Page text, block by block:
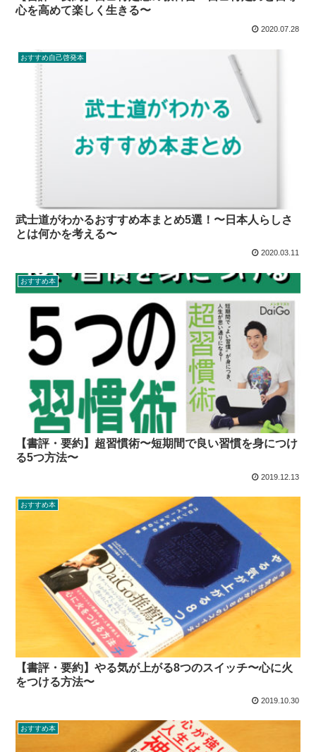
心を高めて楽しく生きる〜
2020.07.28
おすすめ自己啓発本
武士道がわかるおすすめ本まとめ5選！〜日本人らしさ
とは何かを考える〜
2020.03.11
おすすめ本
【書評・要約】超習慣術〜短期間で良い習慣を身につけ
る5つ方法〜
2019.12.13
おすすめ本
【書評・要約】やる気が上がる8つのスイッチ〜心に火
をつける方法〜
2019.10.30
おすすめ本